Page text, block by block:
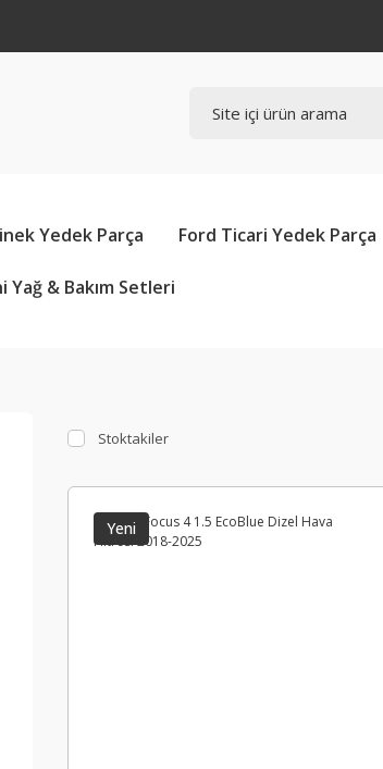
Yedek Parça Ford Ticari Yedek Parça
Yağ & Bakım Setleri
Stoktakiler
Yeni